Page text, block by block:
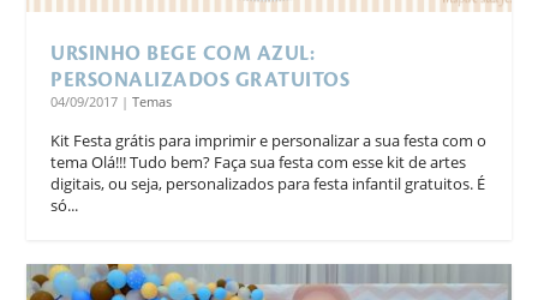
URSINHO BEGE COM AZUL:
PERSONALIZADOS GRATUITOS
04/09/2017 |Temas
Kit Festa grátis para imprimir e personalizar a sua festa com o
tema Olá!!! Tudo bem? Faça sua festa com esse kit de artes
digitais, ou seja, personalizados para festa infantil gratuitos. É
só...